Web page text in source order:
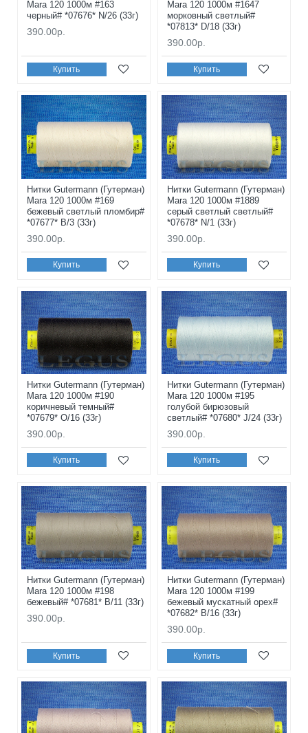
Mara 120 1000м #163
черный# *07676* N/26 (33г)
390.00р.
Купить
Mara 120 1000м #1647
морковный светлый#
*07813* D/18 (33г)
390.00р.
Купить
Нитки Gutermann (Гутерман)
Mara 120 1000м #169
бежевый светлый пломбир#
*07677* B/3 (33г)
390.00р.
Купить
Нитки Gutermann (Гутерман)
Mara 120 1000м #1889
серый светлый светлый#
*07678* N/1 (33г)
390.00р.
Купить
Нитки Gutermann (Гутерман)
Mara 120 1000м #190
коричневый темный#
*07679* O/16 (33г)
390.00р.
Купить
Нитки Gutermann (Гутерман)
Mara 120 1000м #195
голубой бирюзовый
светлый# *07680* J/24 (33г)
390.00р.
Купить
Нитки Gutermann (Гутерман)
Mara 120 1000м #198
бежевый# *07681* B/11 (33г)
390.00р.
Купить
Нитки Gutermann (Гутерман)
Mara 120 1000м #199
бежевый мускатный орех#
*07682* B/16 (33г)
390.00р.
Купить